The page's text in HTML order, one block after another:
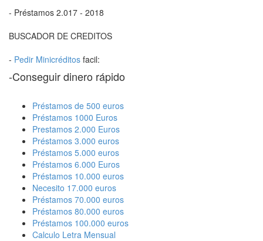
- Préstamos 2.017 - 2018
BUSCADOR DE CREDITOS
- Pedir Minicréditos facil:
-Conseguir dinero rápido
Préstamos de 500 euros
Préstamos 1000 Euros
Prestamos 2.000 Euros
Préstamos 3.000 euros
Préstamos 5.000 euros
Préstamos 6.000 Euros
Préstamos 10.000 euros
Necesito 17.000 euros
Préstamos 70.000 euros
Préstamos 80.000 euros
Préstamos 100.000 euros
Calculo Letra Mensual